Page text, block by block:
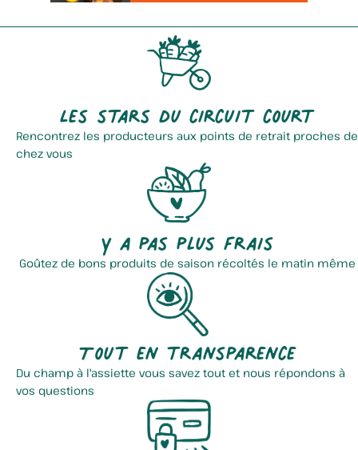
Les stars du circuit court
Rencontrez les producteurs aux points de retrait proches de
chez vous
Y a pas plus frais
Goûtez de bons produits de saison récoltés le matin même
Tout en transparence
Du champ à l'assiette vous savez tout et nous répondons à
vos questions